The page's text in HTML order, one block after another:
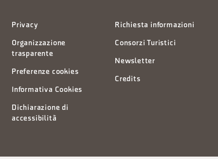
Privacy
Organizzazione
trasparente
Preferenze cookies
Informativa Cookies
Dichiarazione di
accessibilità
Richiesta informazioni
Consorzi Turistici
Newsletter
Credits